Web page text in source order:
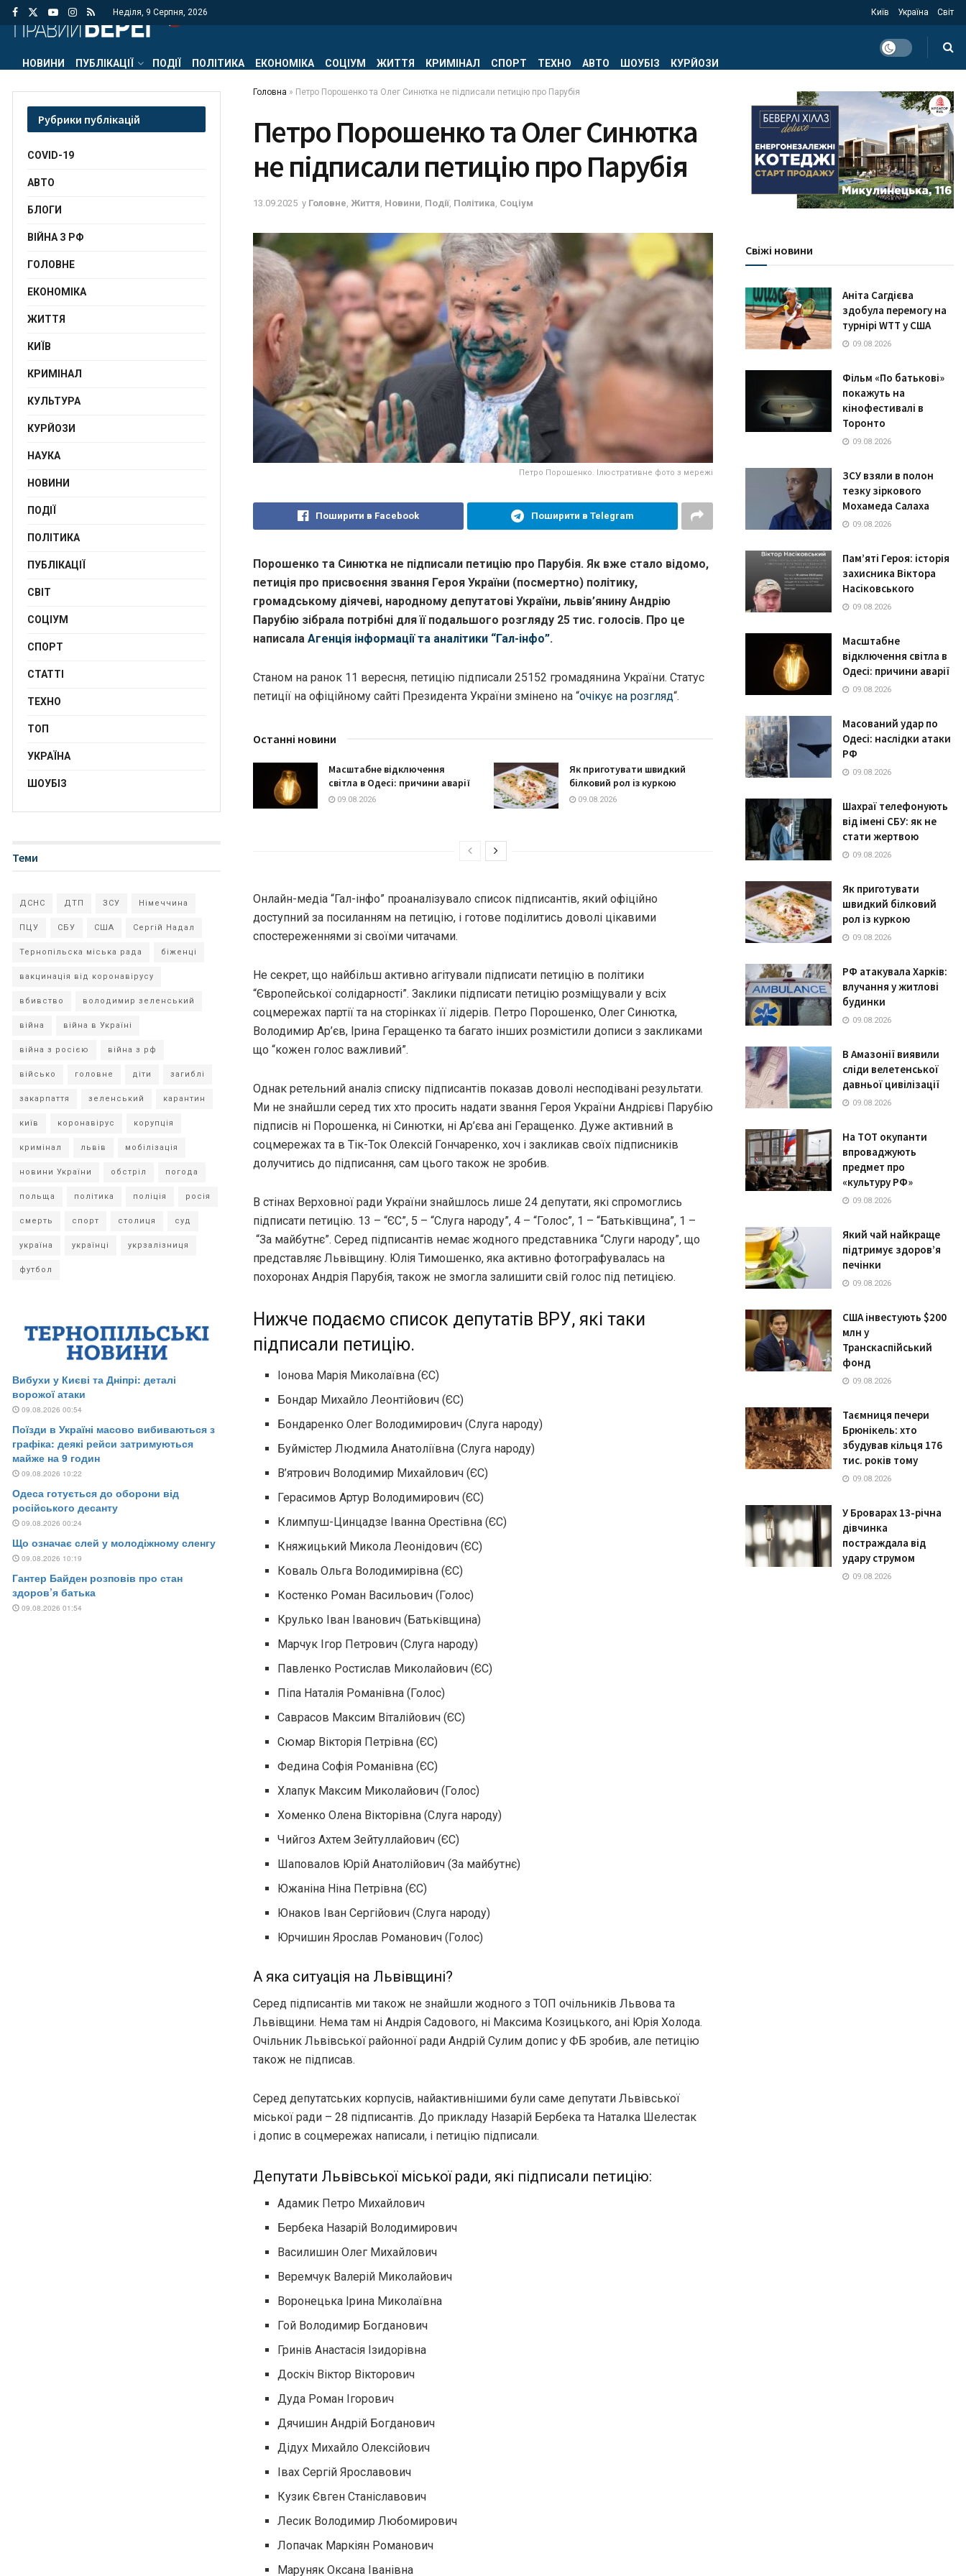
Неділя, 9 Серпня, 2026 Київ Україна Світ
НОВИНИ ПУБЛІКАЦІЇ ПОДІЇ ПОЛІТИКА ЕКОНОМІКА СОЦІУМ ЖИТТЯ КРИМІНАЛ СПОРТ ТЕХНО АВТО ШОУБІЗ КУРЙОЗИ
Головна » Петро Порошенко та Олег Синютка не підписали петицію про Парубія
Петро Порошенко та Олег Синютка
не підписали петицію про Парубія
13.09.2025 у Головне Життя Новини Події, Політика Соціум
Петро Порошенко. Ілюстративне фото з мережі
Поширити в Facebook Поширити в Telegram
Порошенко та Синютка не підписали петицію про Парубія. Як вже стало відомо,
петиція про присвоєння звання Героя України (посмертно) політику,
громадському діячеві, народному депутатові України, львів’янину Андрію
Парубію зібрала потрібні для її подальшого розгляду 25 тис. голосів. Про це
написала Агенція інформації та аналітики “Гал-інфо”.
Станом на ранок 11 вересня, петицію підписали 25152 громадянина України. Статус
петиції на офіційному сайті Президента України змінено на “очікує на розгляд“.
Останні новини
Масштабне відключення
світла в Одесі: причини аварії
09.08.2026
Як приготувати швидкий
білковий рол із куркою
09.08.2026
Онлайн-медіа “Гал-інфо” проаналізувало список підписантів, який офіційно
доступний за посиланням на петицію, і готове поділитись доволі цікавими
спостереженнями зі своїми читачами.
Не секрет, що найбільш активно агітували підписати петицію в політики
“Європейської солідарності”. Заклики підписати петицію розміщували у всіх
соцмережах партії та на сторінках її лідерів. Петро Порошенко, Олег Синютка,
Володимир Ар’єв, Ірина Геращенко та багато інших розмістили дописи з закликами
що “кожен голос важливий”.
Однак ретельний аналіз списку підписантів показав доволі несподівані результати.
Ми не знайшли серед тих хто просить надати звання Героя України Андрієві Парубію
підписів ні Порошенка, ні Синютки, ні Ар’єва ані Геращенко. Дуже активний в
соцмережах та в Тік-Ток Олексій Гончаренко, хоч і закликав своїх підписників
долучитись до підписання, сам цього також не зробив.
В стінах Верховної ради України знайшлось лише 24 депутати, які спромоглись
підписати петицію. 13 – “ЄС”, 5 – “Слуга народу”, 4 – “Голос”, 1 – “Батьківщина”, 1 –
“За майбутнє”. Серед підписантів немає жодного представника “Слуги народу”, що
представляє Львівщину. Юлія Тимошенко, яка активно фотографувалась на
похоронах Андрія Парубія, також не змогла залишити свій голос під петицією.
Нижче подаємо список депутатів ВРУ, які таки
підписали петицію.
Іонова Марія Миколаївна (ЄС)
Бондар Михайло Леонтійович (ЄС)
Бондаренко Олег Володимирович (Слуга народу)
Буймістер Людмила Анатоліївна (Слуга народу)
В’ятрович Володимир Михайлович (ЄС)
Герасимов Артур Володимирович (ЄС)
Климпуш-Цинцадзе Іванна Орестівна (ЄС)
Княжицький Микола Леонідович (ЄС)
Коваль Ольга Володимирівна (ЄС)
Костенко Роман Васильович (Голос)
Крулько Іван Іванович (Батьківщина)
Марчук Ігор Петрович (Слуга народу)
Павленко Ростислав Миколайович (ЄС)
Піпа Наталія Романівна (Голос)
Саврасов Максим Віталійович (ЄС)
Сюмар Вікторія Петрівна (ЄС)
Федина Софія Романівна (ЄС)
Хлапук Максим Миколайович (Голос)
Хоменко Олена Вікторівна (Слуга народу)
Чийгоз Ахтем Зейтуллайович (ЄС)
Шаповалов Юрій Анатолійович (За майбутнє)
Южаніна Ніна Петрівна (ЄС)
Юнаков Іван Сергійович (Слуга народу)
Юрчишин Ярослав Романович (Голос)
А яка ситуація на Львівщині?
Серед підписантів ми також не знайшли жодного з ТОП очільників Львова та
Львівщини. Нема там ні Андрія Садового, ні Максима Козицького, ані Юрія Холода.
Очільник Львівської районної ради Андрій Сулим допис у ФБ зробив, але петицію
також не підписав.
Серед депутатських корпусів, найактивнішими були саме депутати Львівської
міської ради – 28 підписантів. До прикладу Назарій Бербека та Наталка Шелестак
і допис в соцмережах написали, і петицію підписали.
Депутати Львівської міської ради, які підписали петицію:
Адамик Петро Михайлович
Бербека Назарій Володимирович
Василишин Олег Михайлович
Веремчук Валерій Миколайович
Воронецька Ірина Миколаївна
Гой Володимир Богданович
Гринів Анастасія Ізидорівна
Доскіч Віктор Вікторович
Дуда Роман Ігорович
Дячишин Андрій Богданович
Дідух Михайло Олексійович
Івах Сергій Ярославович
Кузик Євген Станіславович
Лесик Володимир Любомирович
Лопачак Маркіян Романович
Маруняк Оксана Іванівна
Рубрики публікацій
COVID-19
АВТО
БЛОГИ
ВІЙНА З РФ
ГОЛОВНЕ
ЕКОНОМІКА
ЖИТТЯ
КИЇВ
КРИМІНАЛ
КУЛЬТУРА
КУРЙОЗИ
НАУКА
НОВИНИ
ПОДІЇ
ПОЛІТИКА
ПУБЛІКАЦІЇ
СВІТ
СОЦІУМ
СПОРТ
СТАТТІ
ТЕХНО
ТОП
УКРАЇНА
ШОУБІЗ
Теми
ДСНС ДТП ЗСУ Німеччина
ПЦУ СБУ США Сергій Надал
Тернопільска міська рада біженці
вакцинація від коронавірусу
вбивство володимир зеленський
війна війна в Україні
війна з росією війна з рф
військо головне діти загиблі
закарпаття зеленський карантин
київ коронавірус корупція
кримінал львів мобілізація
новини України обстріл погода
польща політика поліція росія
смерть спорт столиця суд
україна українці укрзалізниця
футбол
Свіжі новини
Аніта Сагдієва
здобула перемогу на
турнірі WTT у США
09.08.2026
Фільм «По батькові»
покажуть на
кінофестивалі в
Торонто
09.08.2026
ЗСУ взяли в полон
тезку зіркового
Мохамеда Салаха
09.08.2026
Пам’яті Героя: історія
захисника Віктора
Насіковського
09.08.2026
Масштабне
відключення світла в
Одесі: причини аварії
09.08.2026
Масований удар по
Одесі: наслідки атаки
РФ
09.08.2026
Шахраї телефонують
від імені СБУ: як не
стати жертвою
09.08.2026
Як приготувати
швидкий білковий
рол із куркою
09.08.2026
РФ атакувала Харків:
влучання у житлові
будинки
09.08.2026
В Амазонії виявили
сліди велетенської
давньої цивілізації
09.08.2026
На ТОТ окупанти
впроваджують
предмет про
«культуру РФ»
09.08.2026
Який чай найкраще
підтримує здоров’я
печінки
09.08.2026
США інвестують $200
млн у
Транскаспійський
фонд
09.08.2026
Таємниця печери
Брюнікель: хто
збудував кільця 176
тис. років тому
09.08.2026
У Броварах 13-річна
дівчинка
постраждала від
удару струмом
09.08.2026